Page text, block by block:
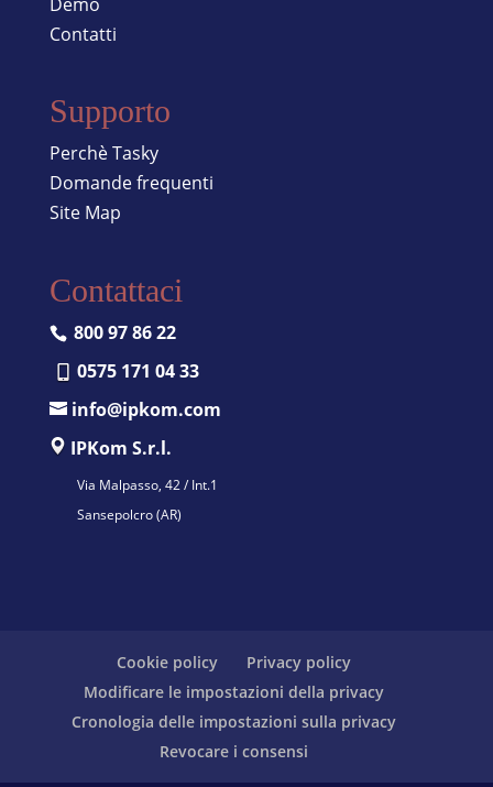
Contatti
Supporto
Perchè Tasky
Domande frequenti
Site Map
Contattaci
800 97 86 22
0575 171 04 33
info@ipkom.com
IPKom S.r.l.
Via Malpasso, 42 / Int.1
Sansepolcro (AR)
Cookie policy
Privacy policy
Modificare le impostazioni della privacy
Cronologia delle impostazioni sulla privacy
Revocare i consensi